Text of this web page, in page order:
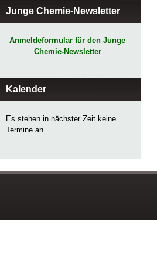
Junge Chemie-Newsletter
Anmeldeformular für den Junge
Chemie-Newsletter
Kalender
Es stehen in nächster Zeit keine
Termine an.